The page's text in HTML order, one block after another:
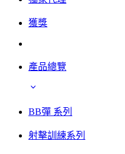
獲獎
產品總覽
BB彈 系列
射擊訓練系列